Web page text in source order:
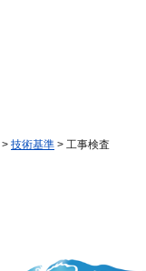
> 技術基準 > 工事検査